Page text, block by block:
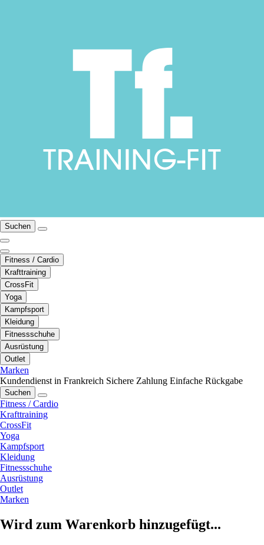
Suchen
Fitness / Cardio
Krafttraining
CrossFit
Yoga
Kampfsport
Kleidung
Fitnessschuhe
Ausrüstung
Outlet
Marken
Kundendienst in Frankreich Sichere Zahlung Einfache Rückgabe
Suchen
Fitness / Cardio
Krafttraining
CrossFit
Yoga
Kampfsport
Kleidung
Fitnessschuhe
Ausrüstung
Outlet
Marken
Wird zum Warenkorb hinzugefügt...